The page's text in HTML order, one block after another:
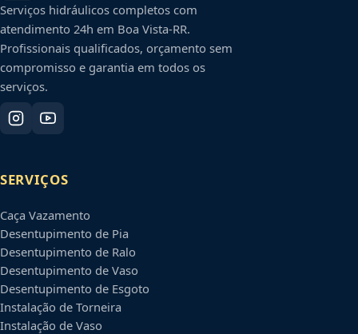
Serviços hidráulicos completos com
atendimento 24h em Boa Vista-RR.
Profissionais qualificados, orçamento sem
compromisso e garantia em todos os
serviços.
SERVIÇOS
Caça Vazamento
Desentupimento de Pia
Desentupimento de Ralo
Desentupimento de Vaso
Desentupimento de Esgoto
Instalação de Torneira
Instalação de Vaso